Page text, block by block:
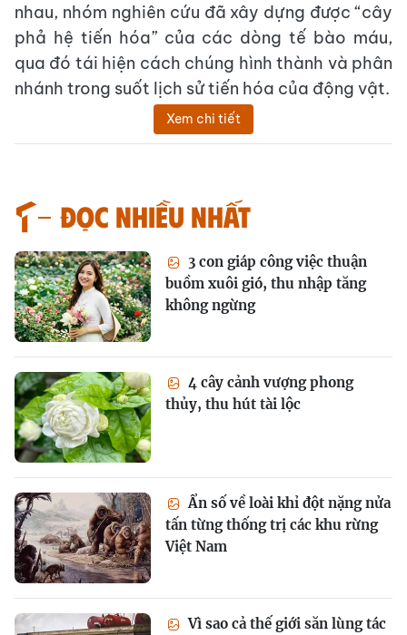
nhau, nhóm nghiên cứu đã xây dựng được “cây
phả hệ tiến hóa” của các dòng tế bào máu,
qua đó tái hiện cách chúng hình thành và phân
nhánh trong suốt lịch sử tiến hóa của động vật.
Xem chi tiết
Đọc nhiều nhất
3 con giáp công việc thuận
buồm xuôi gió, thu nhập tăng
không ngừng
4 cây cảnh vượng phong
thủy, thu hút tài lộc
Ẩn số về loài khỉ đột nặng nửa
tấn từng thống trị các khu rừng
Việt Nam
Vì sao cả thế giới săn lùng tác